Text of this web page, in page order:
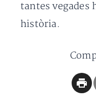
tantes vegades
història.